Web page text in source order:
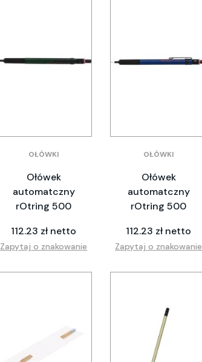
OŁÓWKI
Ołówek
automatczny
rOtring 500
112.23 zł netto
Zapytaj o znakowanie
OŁÓWKI
Ołówek
automatczny
rOtring 500
112.23 zł netto
Zapytaj o znakowanie